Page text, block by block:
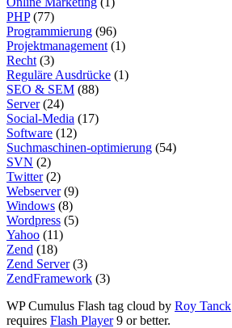
PHP(77)
Programmierung (96)
Projektmanagement(1)
Recht(3)
Reguläre Ausdrücke (1)
SEO & SEM (88)
Server(24)
Social-Media (17)
Software (12)
Suchmaschinen-optimierung (54)
SVN (2)
Twitter(2)
Webserver(9)
Windows (8)
Wordpress (5)
Yahoo (11)
Zend (18)
Zend Server(3)
ZendFramework (3)
WP Cumulus Flash tag cloud by Roy Tanck
requires Flash Player9 or better.